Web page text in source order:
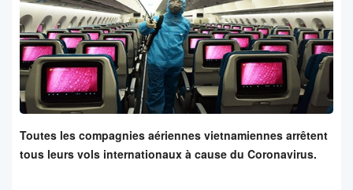
Toutes les compagnies aériennes vietnamiennes arrêtent
tous leurs vols internationaux à cause du Coronavirus.